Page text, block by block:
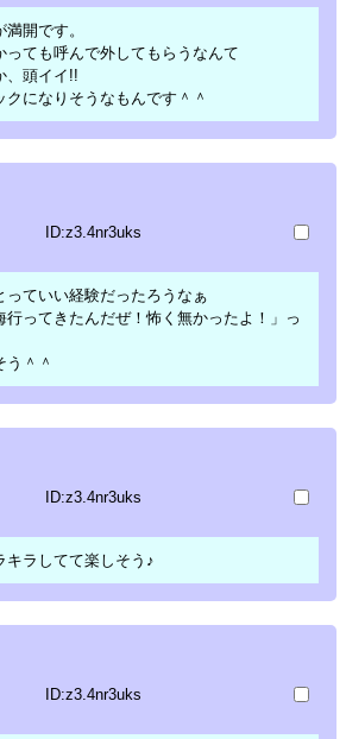
開です。
っても呼んで外してもらうなんて
、頭イイ!!
クになりそうなもんです＾＾
ID:z3.4nr3uks
ていい経験だったろうなぁ
行ってきたんだぜ！怖く無かったよ！」っ
＾＾
ID:z3.4nr3uks
キラしてて楽しそう♪
ID:z3.4nr3uks